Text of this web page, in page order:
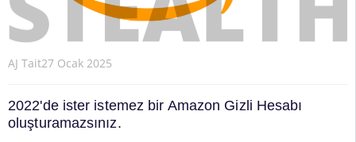
AJ Tait27 Ocak 2025
2022'de ister istemez bir Amazon Gizli Hesabı
oluşturamazsınız.